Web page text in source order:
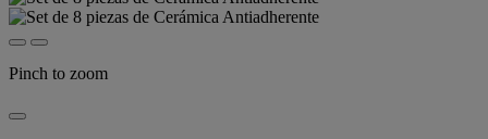
Pinch to zoom